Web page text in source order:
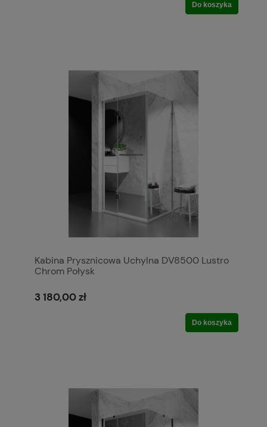
Do koszyka
Kabina Prysznicowa Uchylna DV8500 Lustro
Chrom Połysk
3 180,00 zł
Do koszyka